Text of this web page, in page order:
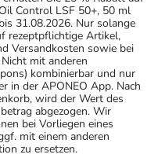
Control LSF 50+, 50 ml
31.08.2026. Nur solange
rezeptpflichtige Artikel,
Versandkosten sowie bei
mit anderen
kombinierbar und nur
in der APONEO App. Nach
wird der Wert des
abgezogen. Wir
bei Vorliegen eines
mit einem anderen
zu ersetzen.